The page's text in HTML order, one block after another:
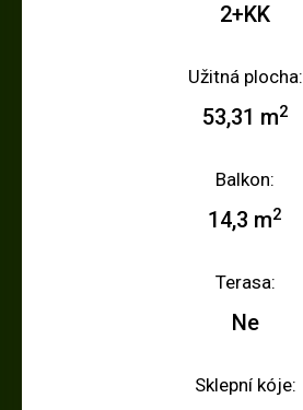
2+KK
Užitná plocha:
53,31 m2
Balkon:
14,3 m2
Terasa:
Ne
Sklepní kóje: